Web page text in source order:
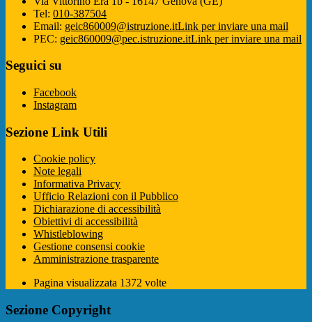
Tel: 010-387504
Email: geic860009@istruzione.itLink per inviare una mail
PEC: geic860009@pec.istruzione.itLink per inviare una mail
Seguici su
Facebook
Instagram
Sezione Link Utili
Cookie policy
Note legali
Informativa Privacy
Ufficio Relazioni con il Pubblico
Dichiarazione di accessibilità
Obiettivi di accessibilità
Whistleblowing
Gestione consensi cookie
Amministrazione trasparente
Pagina visualizzata 1372 volte
Sezione Copyright